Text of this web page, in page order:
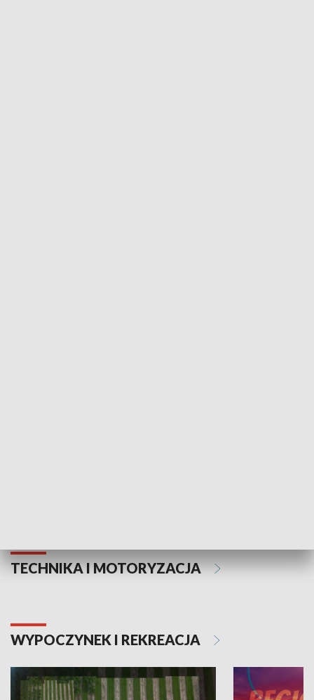
TECHNIKA I MOTORYZACJA
WYPOCZYNEK I REKREACJA